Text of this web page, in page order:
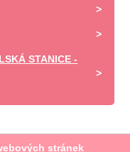
STANICE -
stránek